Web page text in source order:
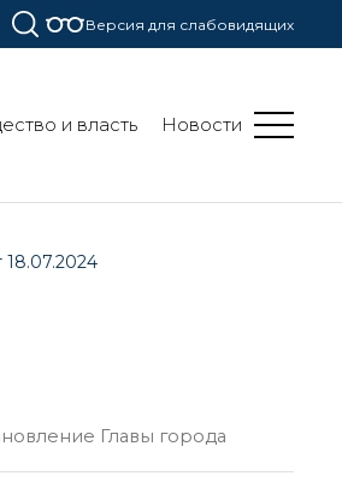
Версия для слабовидящих
и власть Новости
Главы города